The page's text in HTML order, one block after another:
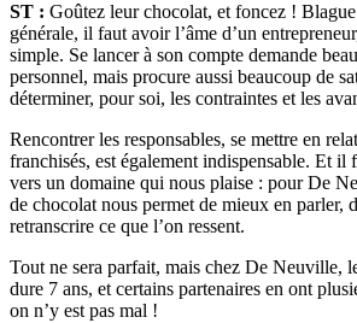
ST : Goûtez leur chocolat, et foncez !
générale, il faut avoir l’âme d’un
simple. Se lancer à son compte demande
personnel, mais procure aussi beaucoup de
déterminer, pour soi, les contraintes et les
Rencontrer les responsables, se mettre en
franchisés, est également indispensable. Et il
vers un domaine qui nous plaise : pour De
de chocolat nous permet de mieux en parler,
retranscrire ce que l’on ressent.
Tout ne sera parfait, mais chez De Neuville,
dure 7 ans, et certains partenaires en ont
on n’y est pas mal !